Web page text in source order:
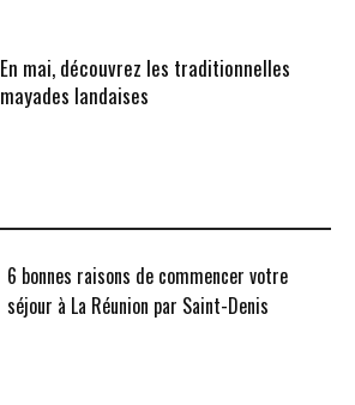
En mai, découvrez les traditionnelles
mayades landaises
6 bonnes raisons de commencer votre
séjour à La Réunion par Saint-Denis